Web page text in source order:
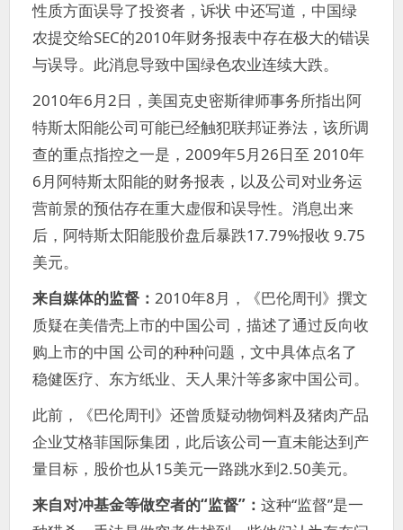
性质方面误导了投资者，诉状 中还写道，中国绿
农提交给SEC的2010年财务报表中存在极大的错误
与误导。此消息导致中国绿色农业连续大跌。
2010年6月2日，美国克史密斯律师事务所指出阿
特斯太阳能公司可能已经触犯联邦证券法，该所调
查的重点指控之一是，2009年5月26日至 2010年
6月阿特斯太阳能的财务报表，以及公司对业务运
营前景的预估存在重大虚假和误导性。消息出来
后，阿特斯太阳能股价盘后暴跌17.79%报收 9.75
美元。
来自媒体的监督： 2010年8月，《巴伦周刊》撰文
质疑在美借壳上市的中国公司，描述了通过反向收
购上市的中国 公司的种种问题，文中具体点名了
稳健医疗、东方纸业、天人果汁等多家中国公司。
此前，《巴伦周刊》还曾质疑动物饲料及猪肉产品
企业艾格菲国际集团，此后该公司一直未能达到产
量目标，股价也从15美元一路跳水到2.50美元。
来自对冲基金等做空者的“监督”： 这种“监督”是一